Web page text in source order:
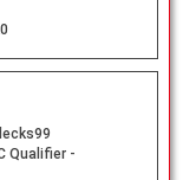
Qualifier -